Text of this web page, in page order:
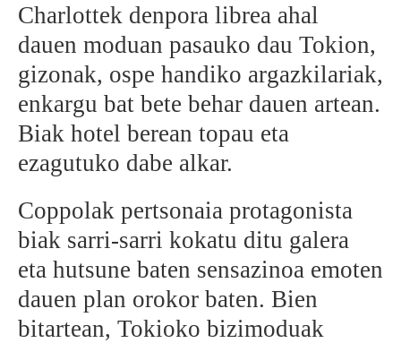
... AUKERA GEHIAGO
Charlottek denpora librea ahal
dauen moduan pasauko dau Tokion,
gizonak, ospe handiko argazkilariak,
enkargu bat bete behar dauen artean.
Biak hotel berean topau eta
ezagutuko dabe alkar.
Coppolak pertsonaia protagonista
biak sarri-sarri kokatu ditu galera
eta hutsune baten sensazinoa emoten
dauen plan orokor baten. Bien
bitartean, Tokioko bizimoduak